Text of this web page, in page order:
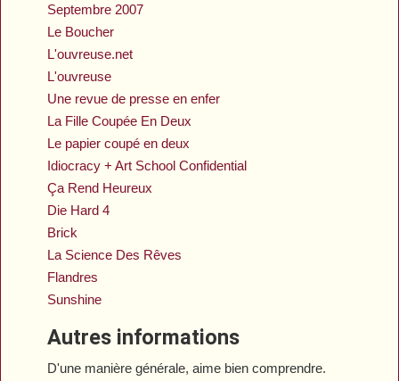
Septembre 2007
Le Boucher
L'ouvreuse.net
L'ouvreuse
Une revue de presse en enfer
La Fille Coupée En Deux
Le papier coupé en deux
Idiocracy + Art School Confidential
Ça Rend Heureux
Die Hard 4
Brick
La Science Des Rêves
Flandres
Sunshine
Autres informations
Autres informations
D'une manière générale, aime bien comprendre.